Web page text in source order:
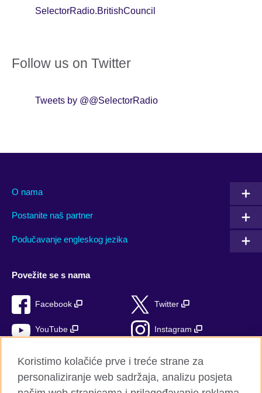
SelectorRadio.BritishCouncil
Follow us on Twitter
Tweets by @@SelectorRadio
O nama
Postanite naš partner
Podučavanje engleskog jezika
Povežite se s nama
Facebook Twitter
YouTube Instagram
Koristimo kolačiće prve i treće strane za
personaliziranje web sadržaja, analizu posjeta